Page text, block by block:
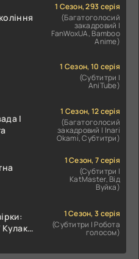
1 Сезон, 293 серія
(Багатоголосий
закадровий |
FanWoxUA, Bamboo
Anime)
1 Сезон, 10 серія
(Субтитри |
AniTube)
І
1 Сезон, 12 серія
(Багатоголосий
закадровий | Inari
Okami, Субтитри)
1 Сезон, 7 серія
(Субтитри |
KatMaster, Від
Вуйка)
1 Сезон, 3 серія
(Субтитри | Робота
голосом)